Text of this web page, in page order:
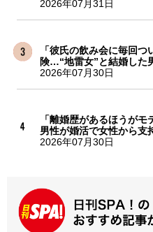
2026年07月31日
「彼氏の飲み会に毎回つ
険…“地雷女”と結婚した
2026年07月30日
「離婚歴があるほうが
男性が婚活で女性から支
2026年07月30日